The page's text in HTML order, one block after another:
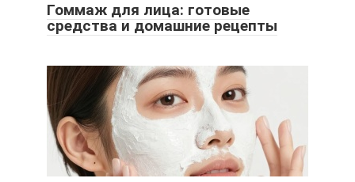
Гоммаж для лица: готовые
средства и домашние рецепты